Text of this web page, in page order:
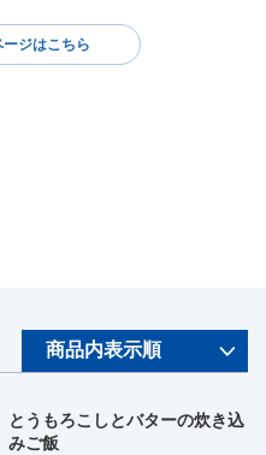
ジはこちら
とうもろこしとバターの炊き込
みご飯